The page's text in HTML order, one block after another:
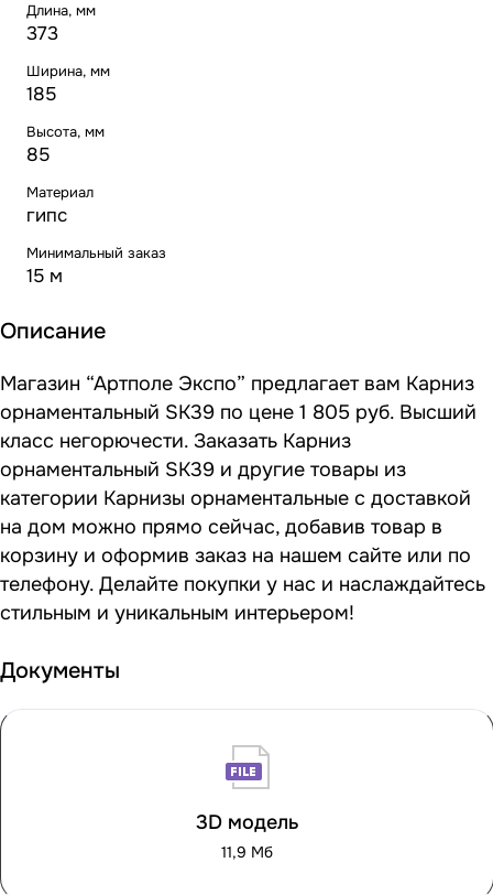
Длина, мм
373
Ширина, мм
185
Высота, мм
85
Материал
гипс
Минимальный заказ
15 м
Описание
Магазин “Артполе Экспо” предлагает вам Карниз
орнаментальный SK39 по цене 1 805 руб. Высший
класс негорючести. Заказать Карниз
орнаментальный SK39 и другие товары из
категории Карнизы орнаментальные с доставкой
на дом можно прямо сейчас, добавив товар в
корзину и оформив заказ на нашем сайте или по
телефону. Делайте покупки у нас и наслаждайтесь
стильным и уникальным интерьером!
Документы
3D модель
11,9 Мб